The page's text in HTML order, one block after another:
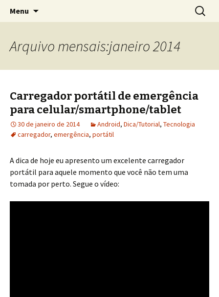
Leandro Henrique
Menu
conteúdo
por:
Arquivo mensais:janeiro 2014
Carregador portátil de emergência
para celular/smartphone/tablet
30 de janeiro de 2014 Android, Dica/Tutorial, Tecnologia
carregador, emergência, portátil
A dica de hoje eu apresento um excelente carregador
portátil para aquele momento que você não tem uma
tomada por perto. Segue o vídeo: